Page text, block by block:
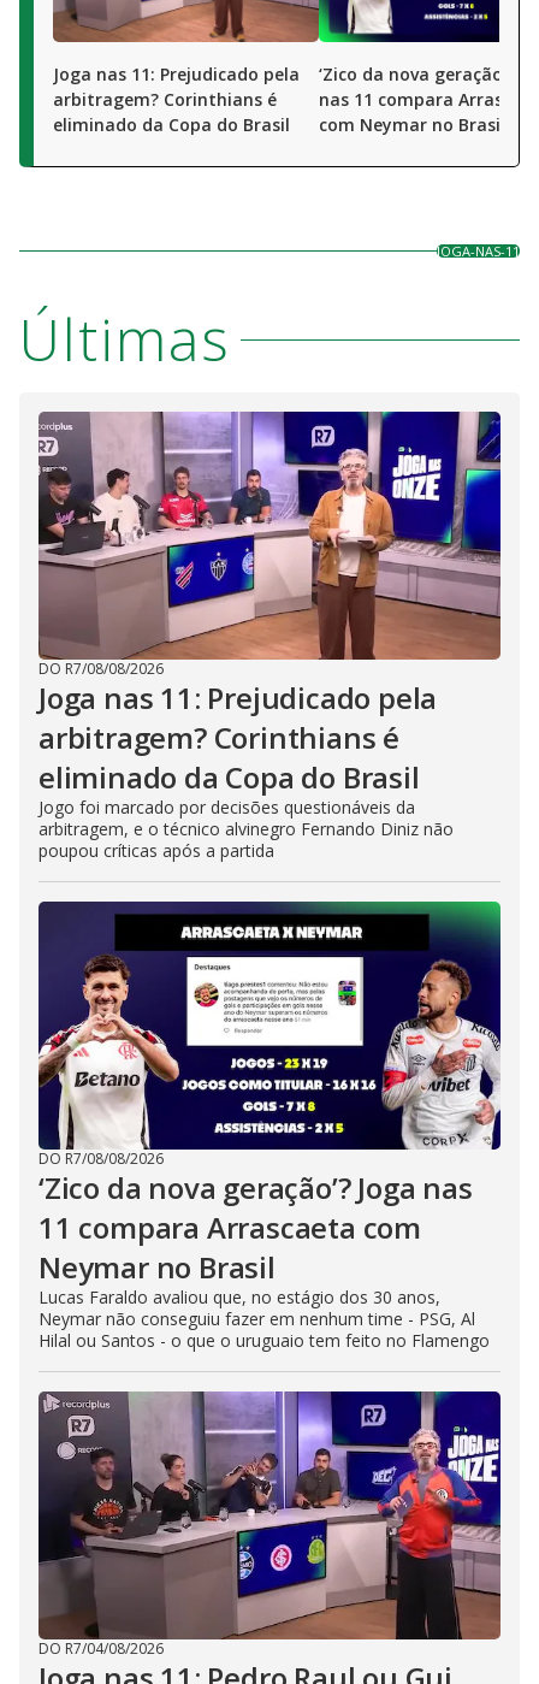
Joga nas 11: Prejudicado pela
arbitragem? Corinthians é
eliminado da Copa do Brasil
‘Zico da nova geração’?
nas 11 compara
com Neymar no Brasil
JOGA-NAS-11
Últimas
DO R7/08/08/2026
Joga nas 11: Prejudicado pela
arbitragem? Corinthians é
eliminado da Copa do Brasil
Jogo foi marcado por decisões questionáveis da
arbitragem, e o técnico alvinegro Fernando Diniz não
poupou críticas após a partida
DO R7/08/08/2026
‘Zico da nova geração’? Joga nas
11 compara Arrascaeta com
Neymar no Brasil
Lucas Faraldo avaliou que, no estágio dos 30 anos,
Neymar não conseguiu fazer em nenhum time - PSG, Al
Hilal ou Santos - o que o uruguaio tem feito no Flamengo
DO R7/04/08/2026